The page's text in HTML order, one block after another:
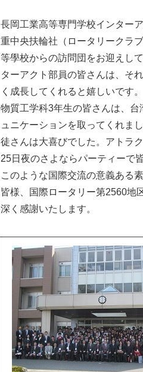
長岡工業高等専門学校インター
重中央扶輪社（ロータリークラ
等學校からの訪問団をお迎えし
ターアクト部員の皆さんは、そ
く成長してくれると嬉しいです。
物質工学科3年生の皆さんは、
ュニケーションを取ってくれま
徒さんは大喜びでした。アトラ
25日夜のさよならパーティーで
このような国際交流の意義ある
皆様、国際ロータリー第2560地
深く感謝いたします。